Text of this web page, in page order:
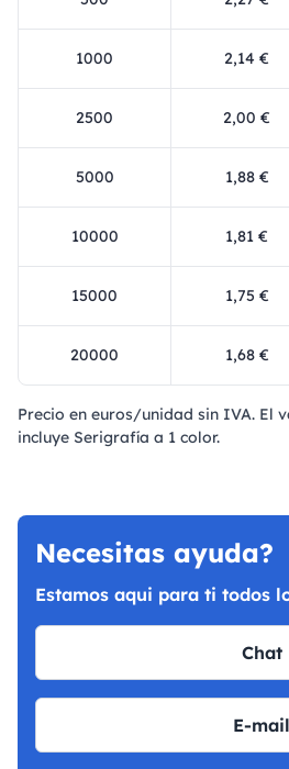
1000 2,14 €
2500 2,00 €
5000 1,88 €
10000 1,81 €
15000 1,75 €
20000 1,68 €
Precio en euros/unidad sin IVA. El
incluye Serigrafía a 1 color.
Necesitas ayuda?
Estamos aqui para ti todos
Chat
E-mail